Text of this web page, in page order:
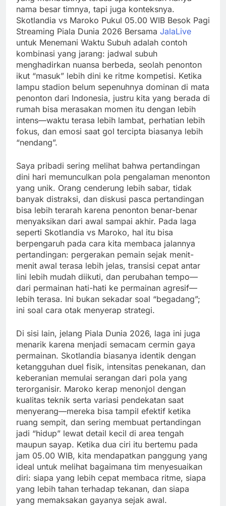
nama besar timnya, tapi juga konteksnya.
Skotlandia vs Maroko Pukul 05.00 WIB Besok Pagi
Streaming Piala Dunia 2026 Bersama JalaLive
untuk Menemani Waktu Subuh adalah contoh
kombinasi yang jarang: jadwal subuh
menghadirkan nuansa berbeda, seolah penonton
ikut “masuk” lebih dini ke ritme kompetisi. Ketika
lampu stadion belum sepenuhnya dominan di mata
penonton dari Indonesia, justru kita yang berada di
rumah bisa merasakan momen itu dengan lebih
intens—waktu terasa lebih lambat, perhatian lebih
fokus, dan emosi saat gol tercipta biasanya lebih
“nendang”.
Saya pribadi sering melihat bahwa pertandingan
dini hari memunculkan pola pengalaman menonton
yang unik. Orang cenderung lebih sabar, tidak
banyak distraksi, dan diskusi pasca pertandingan
bisa lebih terarah karena penonton benar-benar
menyaksikan dari awal sampai akhir. Pada laga
seperti Skotlandia vs Maroko, hal itu bisa
berpengaruh pada cara kita membaca jalannya
pertandingan: pergerakan pemain sejak menit-
menit awal terasa lebih jelas, transisi cepat antar
lini lebih mudah diikuti, dan perubahan tempo—
dari permainan hati-hati ke permainan agresif—
lebih terasa. Ini bukan sekadar soal “begadang”;
ini soal cara otak menyerap strategi.
Di sisi lain, jelang Piala Dunia 2026, laga ini juga
menarik karena menjadi semacam cermin gaya
permainan. Skotlandia biasanya identik dengan
ketangguhan duel fisik, intensitas penekanan, dan
keberanian memulai serangan dari pola yang
terorganisir. Maroko kerap menonjol dengan
kualitas teknik serta variasi pendekatan saat
menyerang—mereka bisa tampil efektif ketika
ruang sempit, dan sering membuat pertandingan
jadi “hidup” lewat detail kecil di area tengah
maupun sayap. Ketika dua ciri itu bertemu pada
jam 05.00 WIB, kita mendapatkan panggung yang
ideal untuk melihat bagaimana tim menyesuaikan
diri: siapa yang lebih cepat membaca ritme, siapa
yang lebih tahan terhadap tekanan, dan siapa
yang memaksakan gayanya sejak awal.